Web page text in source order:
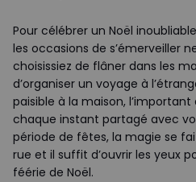
Pour célébrer un Noël
les occasions de s’émerveiller
choisissiez de flâner dans les
d’organiser un voyage à
paisible à la maison,
chaque instant partagé avec
période de fêtes, la magie se
rue et il suffit d’ouvrir les yeux
féérie de Noël.